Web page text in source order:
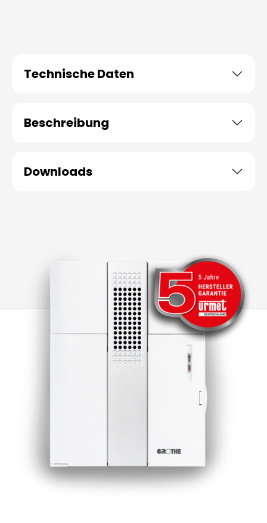
Technische Daten
Beschreibung
Downloads